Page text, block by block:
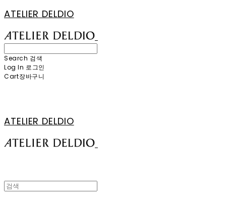
ATELIER DELDIO
Search 검색
Log In 로그인
Cart장바구니
ATELIER DELDIO